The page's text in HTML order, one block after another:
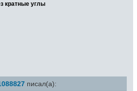
кратные углы
писал(а):